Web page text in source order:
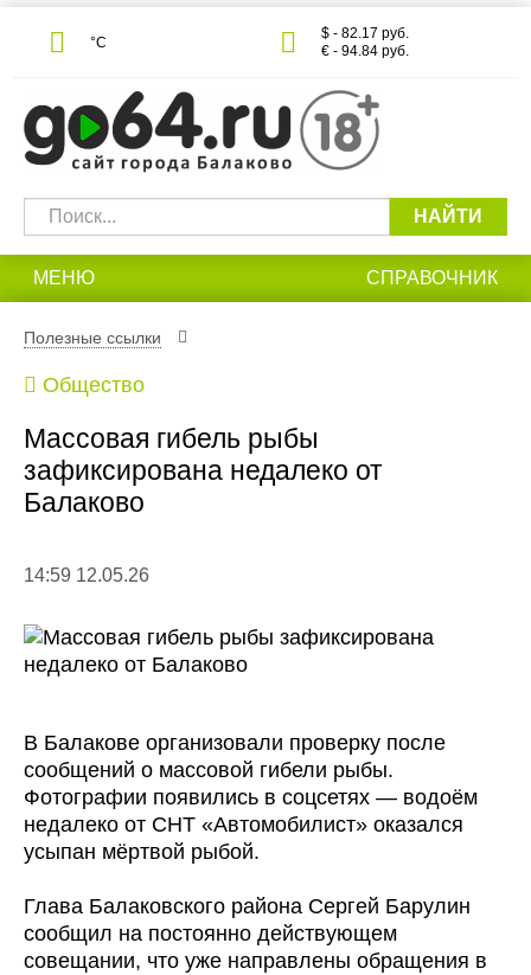
°С
$ - 82.17 руб.
€ - 94.84 руб.
НАЙТИ
МЕНЮ СПРАВОЧНИК
Полезные ссылки
Общество
Массовая гибель рыбы
зафиксирована недалеко от
Балаково
14:59 12.05.26
В Балакове организовали проверку после
сообщений о массовой гибели рыбы.
Фотографии появились в соцсетях — водоём
недалеко от СНТ «Автомобилист» оказался
усыпан мёртвой рыбой.
Глава Балаковского района Сергей Барулин
сообщил на постоянно действующем
совещании, что уже направлены обращения в